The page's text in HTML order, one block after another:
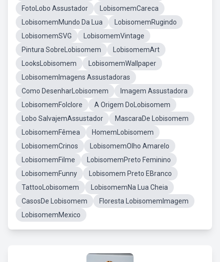
FotoLobo Assustador
LobisomemCareca
LobisomemMundo Da Lua
LobisomemRugindo
LobisomemSVG
LobisomemVintage
Pintura SobreLobisomem
LobisomemArt
LooksLobisomem
LobisomemWallpaper
LobisomemImagens Assustadoras
Como DesenharLobisomem
Imagem Assustadora
LobisomemFolclore
A Origem DoLobisomem
Lobo SalvajemAssustador
MascaraDe Lobisomem
LobisomemFêmea
HomemLobisomem
LobisomemCrinos
LobisomemOlho Amarelo
LobisomemFilme
LobisomemPreto Feminino
LobisomemFunny
Lobisomem Preto EBranco
TattooLobisomem
LobisomemNa Lua Cheia
CasosDe Lobisomem
Floresta LobisomemImagem
LobisomemMexico